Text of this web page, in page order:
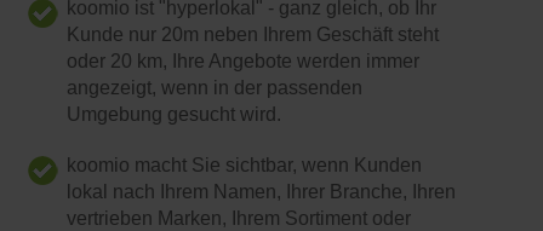
koomio ist "hyperlokal" - ganz gleich, ob Ihr
Kunde nur 20m neben Ihrem Geschäft steht
oder 20 km, Ihre Angebote werden immer
angezeigt, wenn in der passenden
Umgebung gesucht wird.
koomio macht Sie sichtbar, wenn Kunden
lokal nach Ihrem Namen, Ihrer Branche, Ihren
vertrieben Marken, Ihrem Sortiment oder